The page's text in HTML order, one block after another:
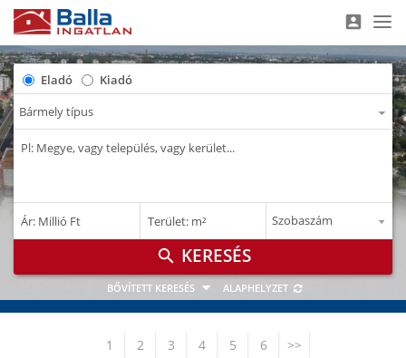
account_box
Eladó Kiadó
–
Ár: Millió Ft –
Terület: m²
search
BŐVÍTETT KERESÉS ALAPHELYZET
1 2 3 4 5 6 >>